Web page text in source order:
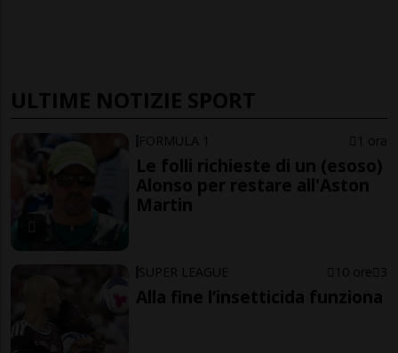
ULTIME NOTIZIE SPORT
FORMULA 1 1 ora
Le folli richieste di un (esoso)
Alonso per restare all'Aston
Martin
SUPER LEAGUE 10 ore 3
Alla fine l’insetticida funziona